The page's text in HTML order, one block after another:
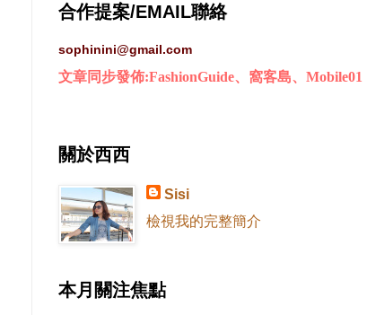
合作提案/EMAIL聯絡
sophinini@gmail.com
文章同步發佈:FashionGuide、窩客島、Mobile01
關於西西
Sisi
檢視我的完整簡介
本月關注焦點